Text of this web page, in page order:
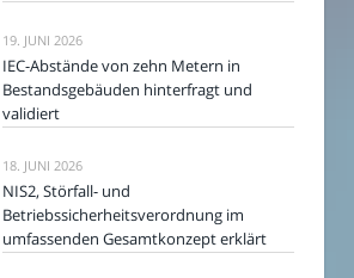
19. JUNI 2026
IEC-Abstände von zehn Metern in
Bestandsgebäuden hinterfragt und
validiert
18. JUNI 2026
NIS2, Störfall- und
Betriebssicherheitsverordnung im
umfassenden Gesamtkonzept erklärt